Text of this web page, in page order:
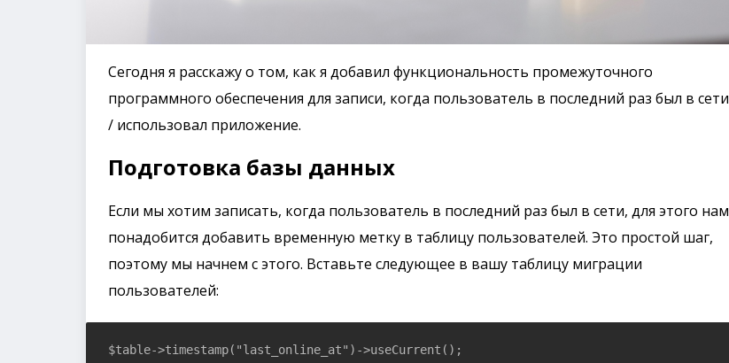
Сегодня я расскажу о том, как я добавил функциональность промежуточного
программного обеспечения для записи, когда пользователь в последний раз был в сети
/ использовал приложение.
Подготовка базы данных
Если мы хотим записать, когда пользователь в последний раз был в сети, для этого нам
понадобится добавить временную метку в таблицу пользователей. Это простой шаг,
поэтому мы начнем с этого. Вставьте следующее в вашу таблицу миграции
пользователей:
$table->timestamp("last_online_at")->useCurrent();